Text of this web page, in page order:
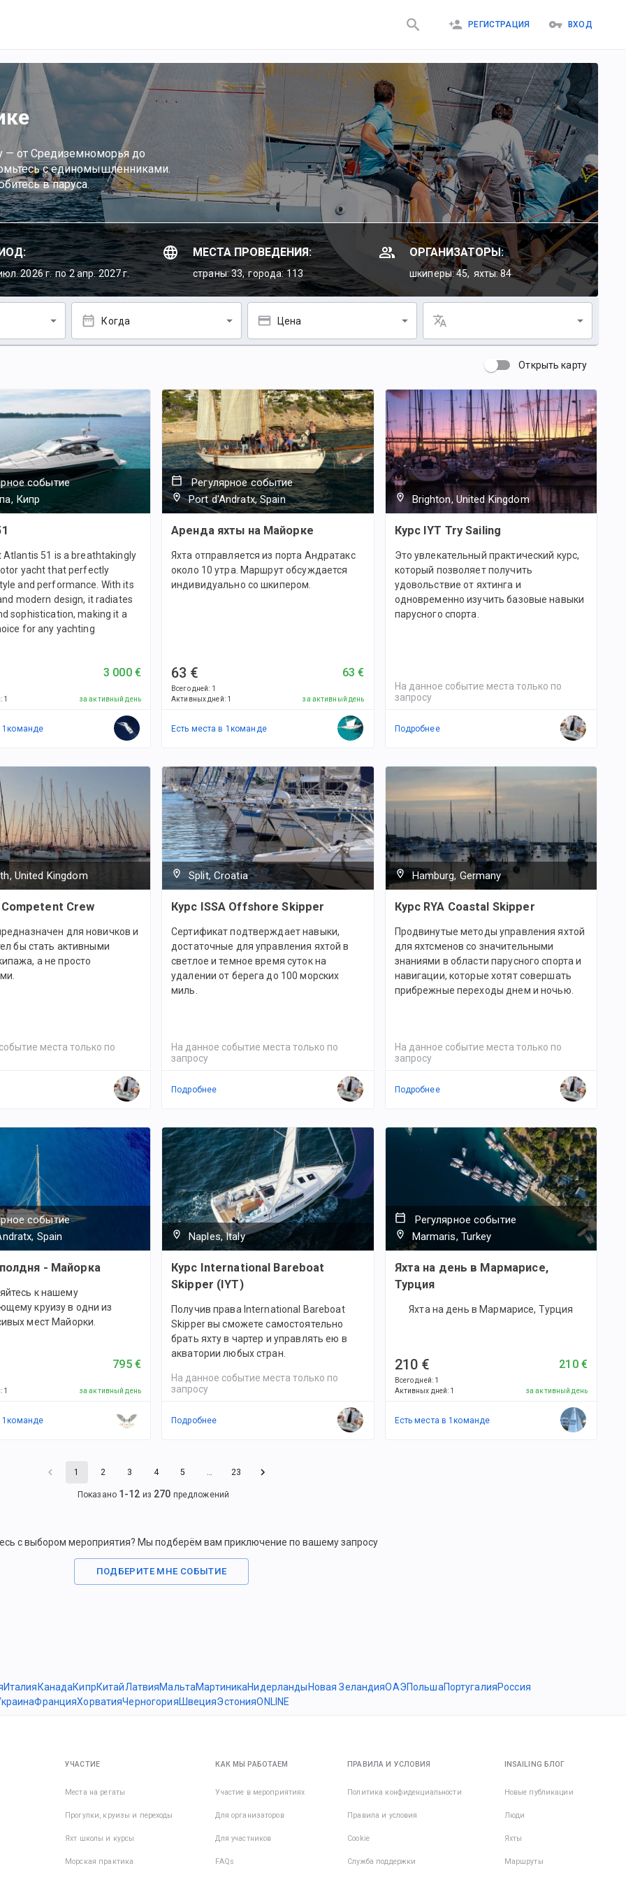
РЕГИСТРАЦИЯ ВХОД
— от Средиземноморья до
с единомышленниками.
в паруса.
2026 г. по 2 апр. 2027 г.
МЕСТА ПРОВЕДЕНИЯ:
страны: 33, города: 113
ОРГАНИЗАТОРЫ:
шкиперы: 45, яхты: 84
Когда Цена
Открыть карту
событие
Кипр
Atlantis 51 is a breathtakingly
yacht that perfectly
and performance. With its
modern design, it radiates
sophistication, making it a
for any yachting
: 1
3 000 €
за активный день
1командe
Регулярное событие
Port d'Andratx, Spain
Аренда яхты на Майорке
Яхта отправляется из порта Андратакс
около 10 утра. Маршрут обсуждается
индивидуально со шкипером.
63 €
Всего дней: 1
Активных дней: 1
63 €
за активный день
Есть места в 1 командe
Brighton, United Kingdom
Курс IYT Try Sailing
Это увлекательный практический курс,
который позволяет получить
удовольствие от яхтинга и
одновременно изучить базовые навыки
парусного спорта.
На данное событие места только по
запросу
Подробнее
United Kingdom
Competent Crew
для новичков и
бы стать активными
а не просто
места только по
Split, Croatia
Курс ISSA Offshore Skipper
Сертификат подтверждает навыки,
достаточные для управления яхтой в
светлое и темное время суток на
удалении от берега до 100 морских
миль.
На данное событие места только по
запросу
Подробнее
Hamburg, Germany
Курс RYA Coastal Skipper
Продвинутые методы управления яхтой
для яхтсменов со значительными
знаниями в области парусного спорта и
навигации, которые хотят совершать
прибрежные переходы днем и ночью.
На данное событие места только по
запросу
Подробнее
событие
Spain
- Майорка
к нашему
круизу в одни из
мест Майорки.
: 1
795 €
за активный день
1командe
Naples, Italy
Курс International Bareboat
Skipper (IYT)
Получив права International Bareboat
Skipper вы сможете самостоятельно
брать яхту в чартер и управлять ею в
акватории любых стран.
На данное событие места только по
запросу
Подробнее
Регулярное событие
Marmaris, Turkey
Яхта на день в Мармарисе,
Турция
Яхта на день в Мармарисе, Турция
210 €
Всего дней: 1
Активных дней: 1
210 €
за активный день
Есть места в 1командe
1 2 3 4 5 23
Показано 1 -12 из 270 предложений
с выбором мероприятия? Мы подберём вам приключение по вашему запросу
ПОДБЕРИТЕ МНЕ СОБЫТИЕ
Италия КанадаКипрКитайЛатвияМальтаМартиникаНидерланды Новая ЗеландияОАЭПольшаПортугалияРоссия
ФранцияХорватияЧерногорияШвецияЭстонияONLINE
УЧАСТИЕ
Места на регаты
Прогулки, круизы и переходы
Яхт школы и курсы
Морская практика
КАК МЫ РАБОТАЕМ
Участие в мероприятиях
Для организаторов
Для участников
FAQs
ПРАВИЛА И УСЛОВИЯ
Политика конфиденциальности
Правила и условия
Cookie
Служба поддержки
INSAILING БЛОГ
Новые публикации
Люди
Яхты
Маршруты